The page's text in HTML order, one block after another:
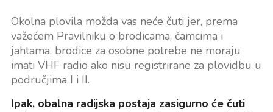
Okolna plovila možda vas neće čuti jer, prema
važećem Pravilniku o brodicama, čamcima i
jahtama, brodice za osobne potrebe ne moraju
imati VHF radio ako nisu registrirane za plovidbu u
područjima I i II.
Ipak, obalna radijska postaja zasigurno će čuti